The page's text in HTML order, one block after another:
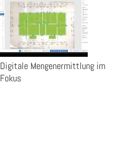
Digitale Mengenermittlung im
Fokus